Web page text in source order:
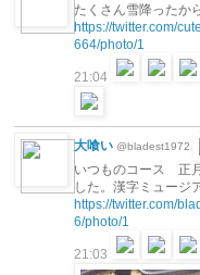
たくさん雪降ったか
https://twitter.com/
664/photo/1
21:04
大喰い @bladest1972
いつものコース 正
した。漢字ミュージ
https://twitter.com/
6/photo/1
21:03